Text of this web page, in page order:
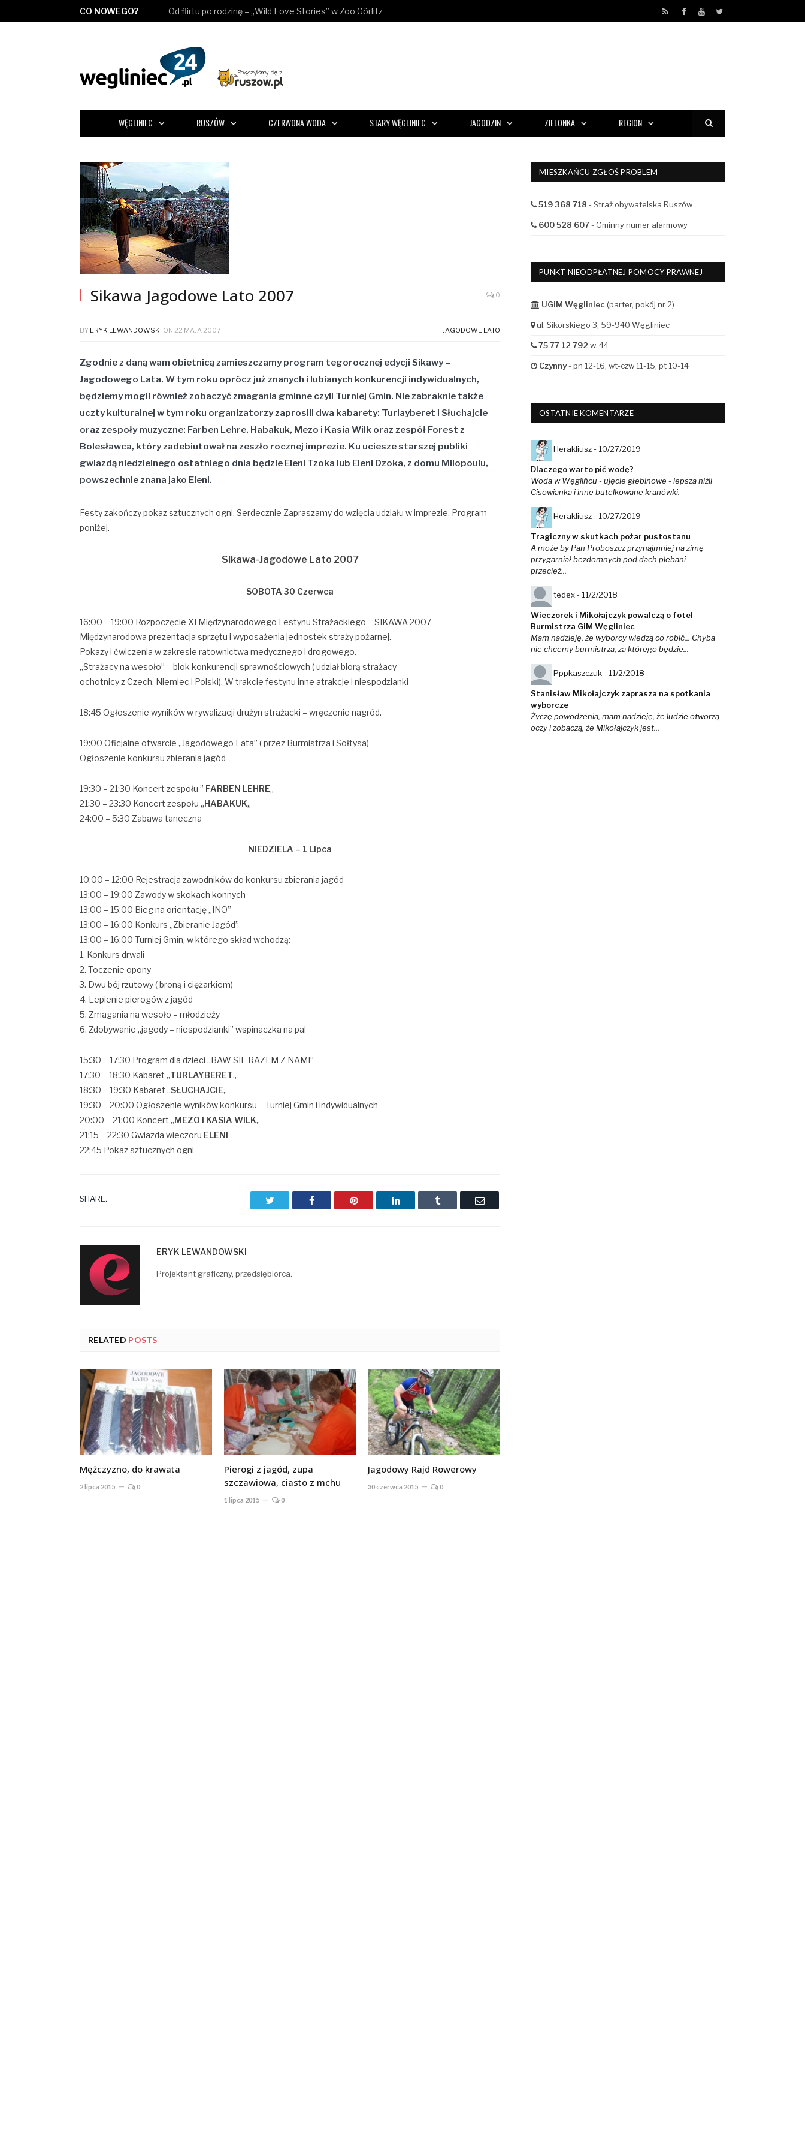
CO NOWEGO? Od flirtu po rodzinę – „Wild Love Stories” w Zoo Görlitz RSS Facebook
YouTube
Twitter
WĘGLINIEC RUSZÓW CZERWONA WODA STARY WĘGLINIEC JAGODZIN ZIELONKA REGION
Sikawa Jagodowe Lato 2007 0
BY ERYK LEWANDOWSKI ON 22 MAJA 2007 JAGODOWE LATO
Zgodnie z daną wam obietnicą zamieszczamy program tegorocznej edycji Sikawy –
Jagodowego Lata. W tym roku oprócz już znanych i lubianych konkurencji indywidualnych,
będziemy mogli również zobaczyć zmagania gminne czyli Turniej Gmin. Nie zabraknie także
uczty kulturalnej w tym roku organizatorzy zaprosili dwa kabarety: Turlayberet i Słuchajcie
oraz zespoły muzyczne: Farben Lehre, Habakuk, Mezo i Kasia Wilk oraz zespół Forest z
Bolesławca, który zadebiutował na zeszło rocznej imprezie. Ku uciesze starszej publiki
gwiazdą niedzielnego ostatniego dnia będzie Eleni Tzoka lub Eleni Dzoka, z domu Milopoulu,
powszechnie znana jako Eleni.
Festy zakończy pokaz sztucznych ogni. Serdecznie Zapraszamy do wzięcia udziału w imprezie. Program
poniżej.
Sikawa-Jagodowe Lato 2007
SOBOTA 30 Czerwca
16:00 – 19:00 Rozpoczęcie XI Międzynarodowego Festynu Strażackiego – SIKAWA 2007
Międzynarodowa prezentacja sprzętu i wyposażenia jednostek straży pożarnej.
Pokazy i ćwiczenia w zakresie ratownictwa medycznego i drogowego.
„Strażacy na wesoło” – blok konkurencji sprawnościowych ( udział biorą strażacy
ochotnicy z Czech, Niemiec i Polski), W trakcie festynu inne atrakcje i niespodzianki
18:45 Ogłoszenie wyników w rywalizacji drużyn strażacki – wręczenie nagród.
19:00 Oficjalne otwarcie „Jagodowego Lata” ( przez Burmistrza i Sołtysa)
Ogłoszenie konkursu zbierania jagód
19:30 – 21:30 Koncert zespołu ” FARBEN LEHRE„
21:30 – 23:30 Koncert zespołu „HABAKUK„
24:00 – 5:30 Zabawa taneczna
NIEDZIELA – 1 Lipca
10:00 – 12:00 Rejestracja zawodników do konkursu zbierania jagód
13:00 – 19:00 Zawody w skokach konnych
13:00 – 15:00 Bieg na orientację „INO”
13:00 – 16:00 Konkurs „Zbieranie Jagód”
13:00 – 16:00 Turniej Gmin, w którego skład wchodzą:
1. Konkurs drwali
2. Toczenie opony
3. Dwu bój rzutowy ( broną i ciężarkiem)
4. Lepienie pierogów z jagód
5. Zmagania na wesoło – młodzieży
6. Zdobywanie „jagody – niespodzianki” wspinaczka na pal
15:30 – 17:30 Program dla dzieci „BAW SIE RAZEM Z NAMI”
17:30 – 18:30 Kabaret „TURLAYBERET„
18:30 – 19:30 Kabaret „SŁUCHAJCIE„
19:30 – 20:00 Ogłoszenie wyników konkursu – Turniej Gmin i indywidualnych
20:00 – 21:00 Koncert „MEZO i KASIA WILK„
21:15 – 22:30 Gwiazda wieczoru ELENI
22:45 Pokaz sztucznych ogni
SHARE. TwitterFacebookPinterestLinkedInTumblr Email
ERYK LEWANDOWSKI
Projektant graficzny, przedsiębiorca.
RELATED POSTS
Mężczyzno, do krawata
2 lipca 2015 0
Pierogi z jagód, zupa
szczawiowa, ciasto z mchu
1 lipca 2015 0
Jagodowy Rajd Rowerowy
30 czerwca 2015 0
MIESZKAŃCU ZGŁOŚ PROBLEM
519 368 718 - Straż obywatelska Ruszów
600 528 607- Gminny numer alarmowy
PUNKT NIEODPŁATNEJ POMOCY PRAWNEJ
UGiM Węgliniec (parter, pokój nr 2)
ul. Sikorskiego 3, 59-940 Węgliniec
75 77 12 792 w. 44
Czynny- pn 12-16, wt-czw 11-15, pt 10-14
OSTATNIE KOMENTARZE
Herakliusz - 10/27/2019
Dlaczego warto pić wodę?
Woda w Węglińcu - ujęcie głebinowe - lepsza niżli
Cisowianka i inne butelkowane kranówki.
Herakliusz - 10/27/2019
Tragiczny w skutkach pożar pustostanu
A może by Pan Proboszcz przynajmniej na zimę
przygarniał bezdomnych pod dach plebani -
przecież...
tedex - 11/2/2018
Wieczorek i Mikołajczyk powalczą o fotel
Burmistrza GiM Węgliniec
Mam nadzieję, że wyborcy wiedzą co robić... Chyba
nie chcemy burmistrza, za którego będzie...
Pppkaszczuk - 11/2/2018
Stanisław Mikołajczyk zaprasza na spotkania
wyborcze
Życzę powodzenia, mam nadzieję, że ludzie otworzą
oczy i zobaczą, że Mikołajczyk jest...